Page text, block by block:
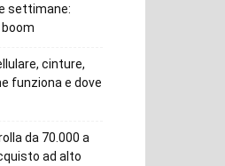
settimane:
cinture,
funziona e dove
da 70.000 a
ad alto